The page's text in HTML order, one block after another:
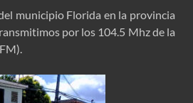
municipio Florida en la provincia
por los 104.5 Mhz de la